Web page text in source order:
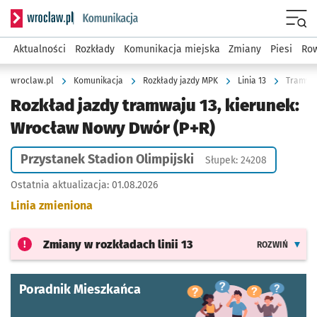
Serwis informacyjny wroclaw.pl podserwis: Komunikacja
Aktualności Rozkłady Komunikacja miejska Zmiany Piesi
wroclaw.pl Komunikacja Rozkłady jazdy MPK Linia 13
Rozkład jazdy tramwaju 13, kierunek:
Wrocław Nowy Dwór (P+R)
Przystanek Stadion Olimpijski Słupek: 24208
Ostatnia aktualizacja: 01.08.2026
Linia zmieniona
Zmiany w rozkładach linii 13 ROZWIŃ
Poradnik Mieszkańca